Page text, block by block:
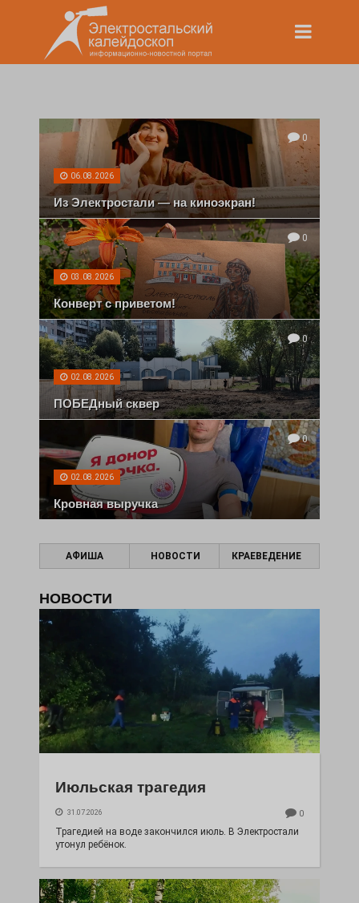
0
06.08.2026
Из Электростали — на киноэкран!
0
03.08.2026
Конверт с приветом!
0
02.08.2026
ПОБЕДный сквер
0
02.08.2026
Кровная выручка
АФИША НОВОСТИ КРАЕВЕДЕНИЕ
НОВОСТИ
Июльская трагедия
31.07.2026 0
Трагедией на воде закончился июль. В Электростали
утонул ребёнок.